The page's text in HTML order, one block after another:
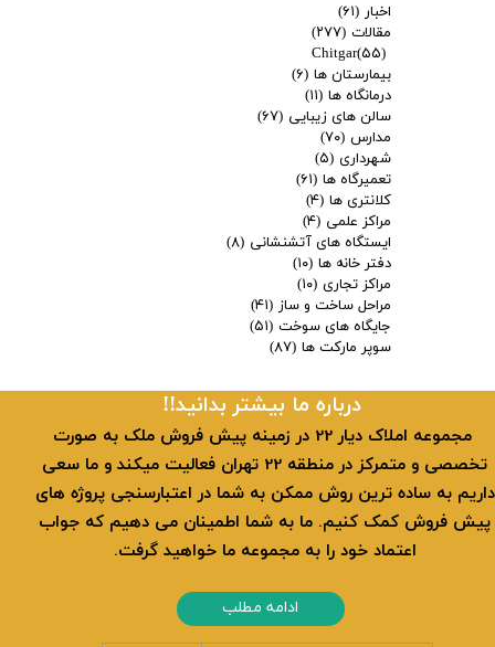
اخبار (۶۱)
مقالات (۲۷۷)
Chitgar(۵۵)
بیمارستان ها (۶)
درمانگاه ها (۱۱)
سالن های زیبایی (۶۷)
مدارس (۷۰)
شهرداری (۵)
تعمیرگاه ها (۶۱)
کلانتری ها (۴)
مراکز علمی (۴)
ایستگاه های آتشنشانی (۸)
دفتر خانه ها (۱۰)
مراکز تجاری (۱۰)
مراحل ساخت و ساز (۴۱)
جایگاه های سوخت (۵۱)
سوپر مارکت ها (۸۷)
​​درباره ما بیشتر بدانید!!
​ مجموعه املاک دیار 22 در زمینه پیش فروش ملک به صورت
تخصصی و متمرکز در منطقه 22 تهران فعالیت میکند و ما سعی
داریم به ساده ترین روش ممکن به شما در اعتبارسنجی پروژه های
پیش فروش کمک کنیم. ما به شما اطمینان می دهیم که جواب
اعتماد خود را به مجموعه ما خواهید گرفت.
ادامه مطلب